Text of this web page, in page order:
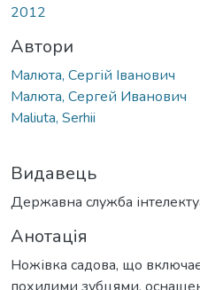
2012
Автори
Малюта, Сергій Іванович
Малюта, Сергей Иванович
Maliuta, Serhii
Видавець
Державна служба
Анотація
Ножівка садова, що